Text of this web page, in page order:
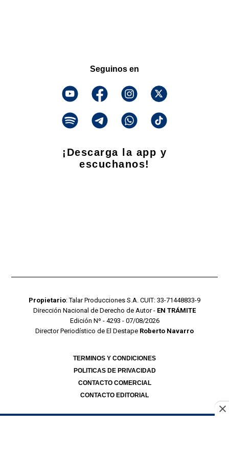
Seguinos en
¡Descarga la app y
escuchanos!
Propietario: Talar Producciones S.A. CUIT: 33-71448833-9
Dirección Nacional de Derecho de Autor - EN TRÁMITE
Edición Nº - 4293 - 07/08/2026
Director Periodístico de El Destape Roberto Navarro
TERMINOS Y CONDICIONES
POLITICAS DE PRIVACIDAD
CONTACTO COMERCIAL
CONTACTO EDITORIAL